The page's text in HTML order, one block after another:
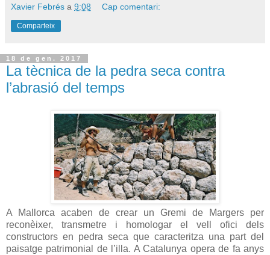
Xavier Febrés a 9:08 Cap comentari:
Comparteix
18 de gen. 2017
La tècnica de la pedra seca contra
l’abrasió del temps
A Mallorca acaben de crear un Gremi de Margers per
reconèixer, transmetre i homologar el vell ofici dels
constructors en pedra seca que caracteritza una part del
paisatge patrimonial de l’illa. A Catalunya opera de fa anys